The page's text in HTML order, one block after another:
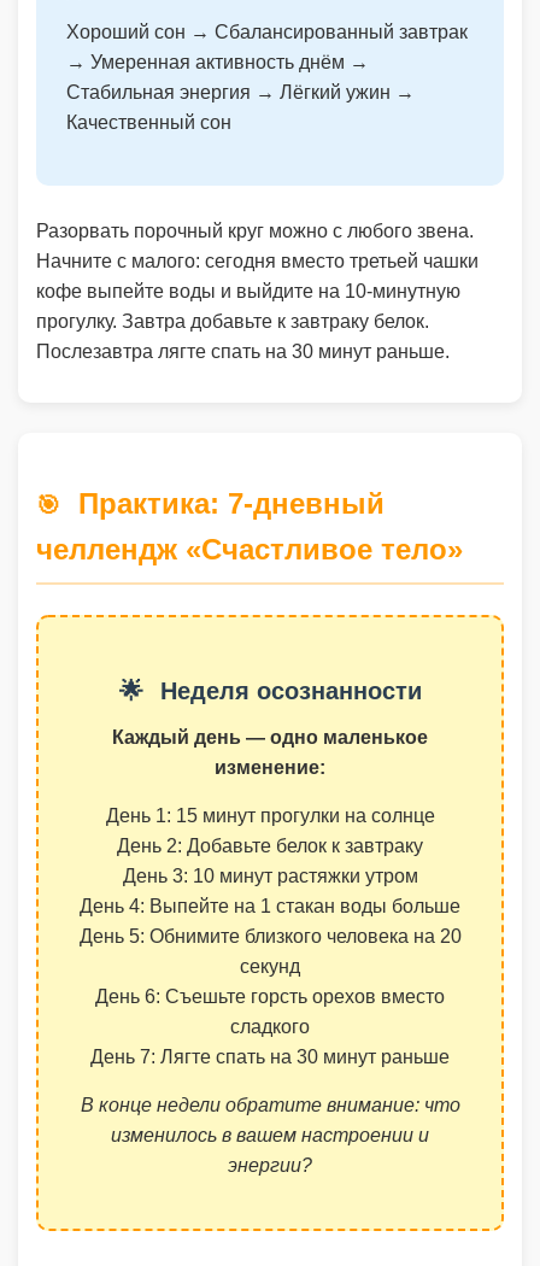
Хороший сон → Сбалансированный завтрак
→ Умеренная активность днём →
Стабильная энергия → Лёгкий ужин →
Качественный сон
Разорвать порочный круг можно с любого звена.
Начните с малого: сегодня вместо третьей чашки
кофе выпейте воды и выйдите на 10-минутную
прогулку. Завтра добавьте к завтраку белок.
Послезавтра лягте спать на 30 минут раньше.
🎯
Практика: 7-дневный
челлендж «Счастливое тело»
🌟 Неделя осознанности
Каждый день — одно маленькое
изменение:
День 1: 15 минут прогулки на солнце
День 2: Добавьте белок к завтраку
День 3: 10 минут растяжки утром
День 4: Выпейте на 1 стакан воды больше
День 5: Обнимите близкого человека на 20
секунд
День 6: Съешьте горсть орехов вместо
сладкого
День 7: Лягте спать на 30 минут раньше
В конце недели обратите внимание: что
изменилось в вашем настроении и
энергии?